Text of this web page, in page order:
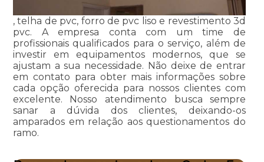
, telha de pvc, forro de pvc liso e revestimento 3d
pvc. A empresa conta com um time de
profissionais qualificados para o serviço, além de
investir em equipamentos modernos, que se
ajustam a sua necessidade. Não deixe de entrar
em contato para obter mais informações sobre
cada opção oferecida para nossos clientes com
excelente. Nosso atendimento busca sempre
sanar a dúvida dos clientes, deixando-os
amparados em relação aos questionamentos do
ramo.